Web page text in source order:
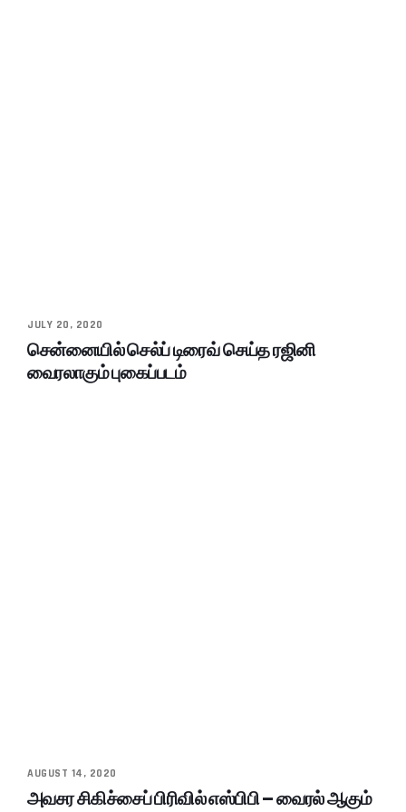
JULY 20, 2020
சென்னையில் செல்ப் டிரைவ் செய்த ரஜினி
வைரலாகும் புகைப்படம்
AUGUST 14, 2020
அவசர சிகிச்சைப் பிரிவில் எஸ்பிபி – வைரல் ஆகும்